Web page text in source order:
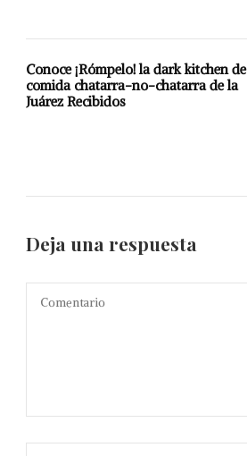
Conoce ¡Rómpelo! la dark kitchen de
comida chatarra-no-chatarra de la
Juárez Recibidos
Deja una respuesta